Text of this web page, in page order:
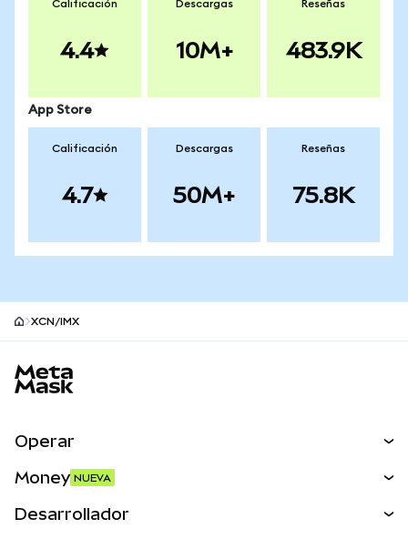
Calificación
4.4
Descargas
10M+
Reseñas
483.9K
App Store
Calificación
4.7
Descargas
50M+
Reseñas
75.8K
XCN/IMX
Operar
Money NUEVA
Desarrollador